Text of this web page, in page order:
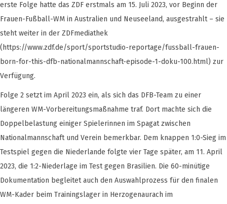
erste Folge hatte das ZDF erstmals am 15. Juli 2023, vor Beginn der
Frauen-Fußball-WM in Australien und Neuseeland, ausgestrahlt – sie
steht weiter in der ZDFmediathek
(https://www.zdf.de/sport/sportstudio-reportage/fussball-frauen-
born-for-this-dfb-nationalmannschaft-episode-1-doku-100.html) zur
Verfügung.
Folge 2 setzt im April 2023 ein, als sich das DFB-Team zu einer
längeren WM-Vorbereitungsmaßnahme traf. Dort machte sich die
Doppelbelastung einiger Spielerinnen im Spagat zwischen
Nationalmannschaft und Verein bemerkbar. Dem knappen 1:0-Sieg im
Testspiel gegen die Niederlande folgte vier Tage später, am 11. April
2023, die 1:2-Niederlage im Test gegen Brasilien. Die 60-minütige
Dokumentation begleitet auch den Auswahlprozess für den finalen
WM-Kader beim Trainingslager in Herzogenaurach im